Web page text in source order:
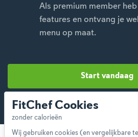
Als premium member
features en ontvang je
menu op maat.
Start vandaag
FitChef Cookies
Wij gebruiken cookies (en vergelijkbare